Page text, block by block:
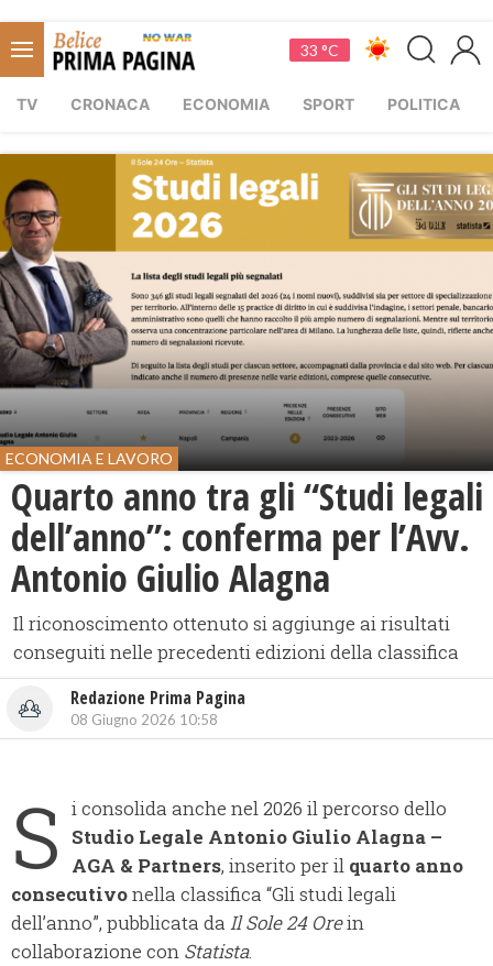
33 °C
TV CRONACA ECONOMIA SPORT POLITICA
ECONOMIA E LAVORO
​Quarto anno tra gli “Studi legali
dell’anno”: conferma per l’Avv.
Antonio Giulio Alagna
Il riconoscimento ottenuto si aggiunge ai risultati
conseguiti nelle precedenti edizioni della classifica
Redazione Prima Pagina
08 Giugno 2026 10:58
S i consolida anche nel 2026 il percorso dello
Studio Legale Antonio Giulio Alagna –
AGA & Partners, inserito per il quarto anno
consecutivonella classifica “Gli studi legali
dell’anno”, pubblicata da Il Sole 24 Orein
collaborazione con Statista.